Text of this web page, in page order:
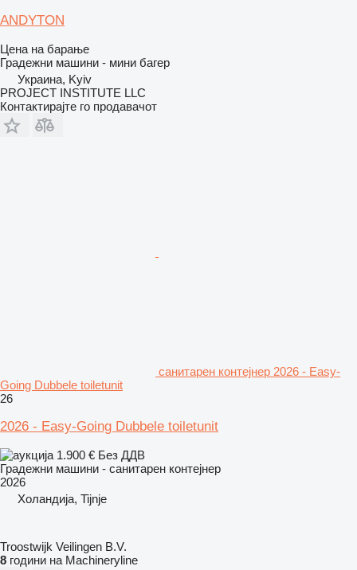
ANDYTON
Цена на барање
Градежни машини - мини багер
Украина, Kyiv
PROJECT INSTITUTE LLC
Контактирајте го продавачот
санитарен контејнер 2026 - Easy-
Going Dubbele toiletunit
26
2026 - Easy-Going Dubbele toiletunit
1.900 € Без ДДВ
Градежни машини - санитарен контејнер
2026
Холандија, Tijnje
Troostwijk Veilingen B.V.
8 години на Machineryline